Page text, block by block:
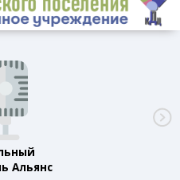
Альянс